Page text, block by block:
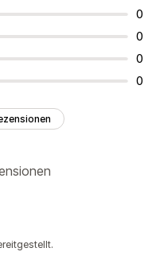
0
0
0
0